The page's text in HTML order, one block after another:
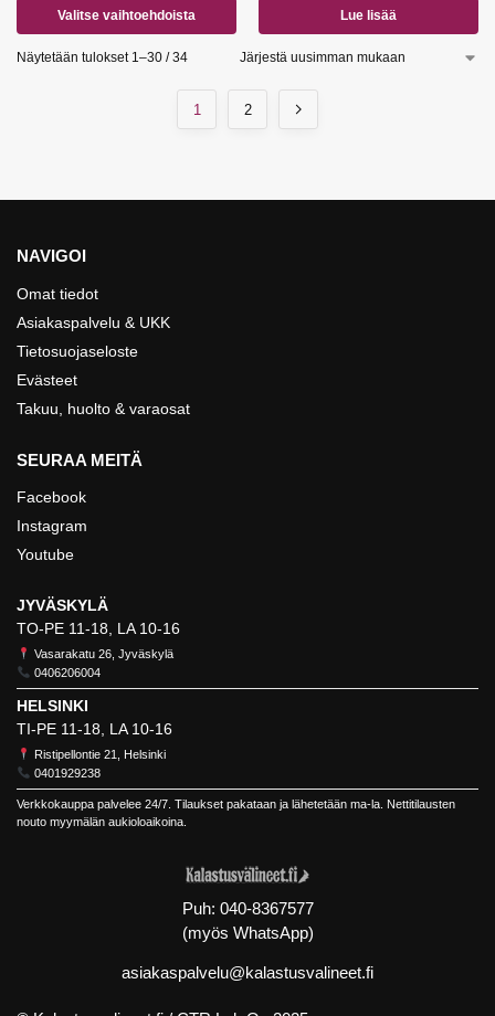
Valitse vaihtoehdoista Lue lisää
Näytetään tulokset 1–30 / 34
1 2
NAVIGOI
Omat tiedot
Asiakaspalvelu & UKK
Tietosuojaseloste
Evästeet
Takuu, huolto & varaosat
SEURAA MEITÄ
Facebook
Instagram
Youtube
JYVÄSKYLÄ
TO-PE 11-18, LA 10-16
Vasarakatu 26, Jyväskylä
0406206004
HELSINKI
TI-PE 11-18, LA 10-16
Ristipellontie 21, Helsinki
0401929238
Verkkokauppa palvelee 24/7. Tilaukset pakataan ja lähetetään ma-la. Nettitilausten
nouto myymälän aukioloaikoina.
Puh: 040-8367577
(myös WhatsApp)
asiakaspalvelu@kalastusvalineet.fi